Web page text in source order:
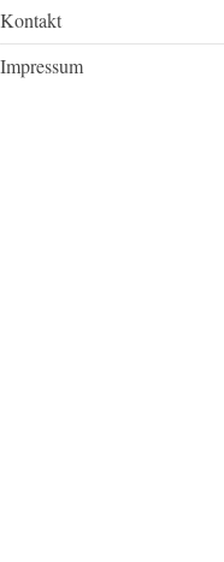
Kontakt
Impressum